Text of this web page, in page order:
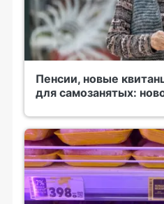
Пенсии, новые
для самозанятых: